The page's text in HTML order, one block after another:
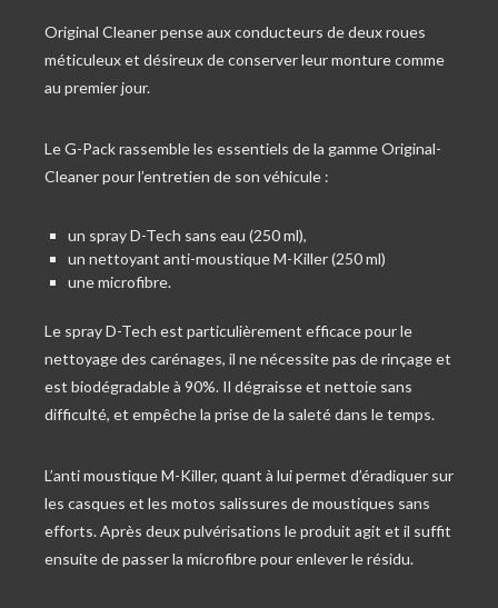
Original Cleaner pense aux conducteurs de deux roues
méticuleux et désireux de conserver leur monture comme
au premier jour.
Le G-Pack rassemble les essentiels de la gamme Original-
Cleaner pour l’entretien de son véhicule :
un spray D-Tech sans eau (250 ml),
un nettoyant anti-moustique M-Killer (250 ml)
une microfibre.
Le spray D-Tech est particulièrement efficace pour le
nettoyage des carénages, il ne nécessite pas de rinçage et
est biodégradable à 90%. Il dégraisse et nettoie sans
difficulté, et empêche la prise de la saleté dans le temps.
L’anti moustique M-Killer, quant à lui permet d’éradiquer sur
les casques et les motos salissures de moustiques sans
efforts. Après deux pulvérisations le produit agit et il suffit
ensuite de passer la microfibre pour enlever le résidu.